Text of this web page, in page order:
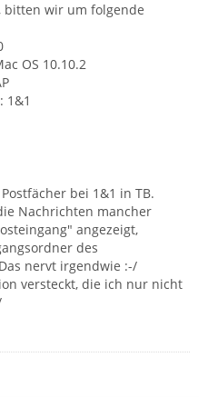
bitten wir um folgende
OS 10.10.2
1&1
bei 1&1 in TB.
Nachrichten mancher
angezeigt,
des
nervt irgendwie :-/
versteckt, die ich nur nicht